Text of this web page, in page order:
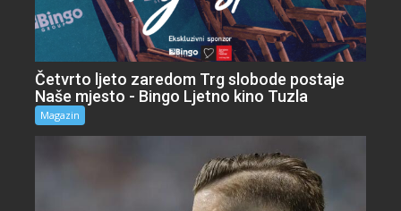
Četvrto ljeto zaredom Trg slobode postaje
Naše mjesto - Bingo Ljetno kino Tuzla
Magazin